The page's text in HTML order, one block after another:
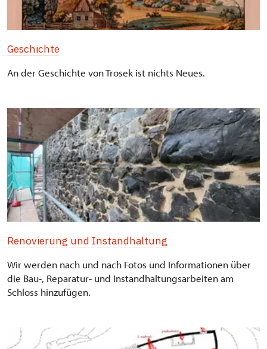
Geschichte
An der Geschichte von Trosek ist nichts Neues.
Renovierung und Instandhaltung
Wir werden nach und nach Fotos und Informationen über
die Bau-, Reparatur- und Instandhaltungsarbeiten am
Schloss hinzufügen.